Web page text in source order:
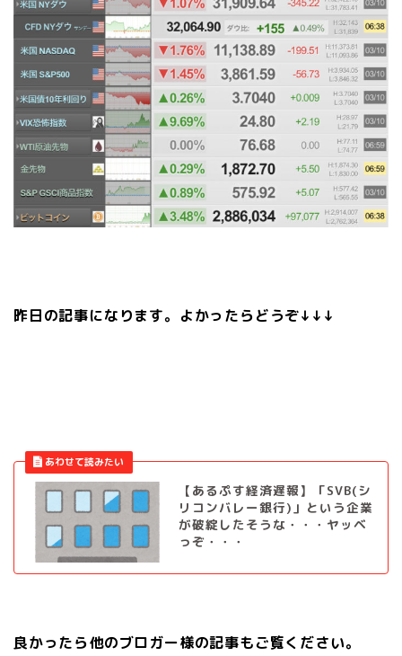
昨日の記事になります。よかったらどうぞ↓↓↓
【あるぷす経済遅報】「SVB(シ
リコンバレー銀行)」という企業
が破綻したそうな・・・ヤッベ
っぞ・・・
良かったら他のブロガー様の記事もご覧ください。